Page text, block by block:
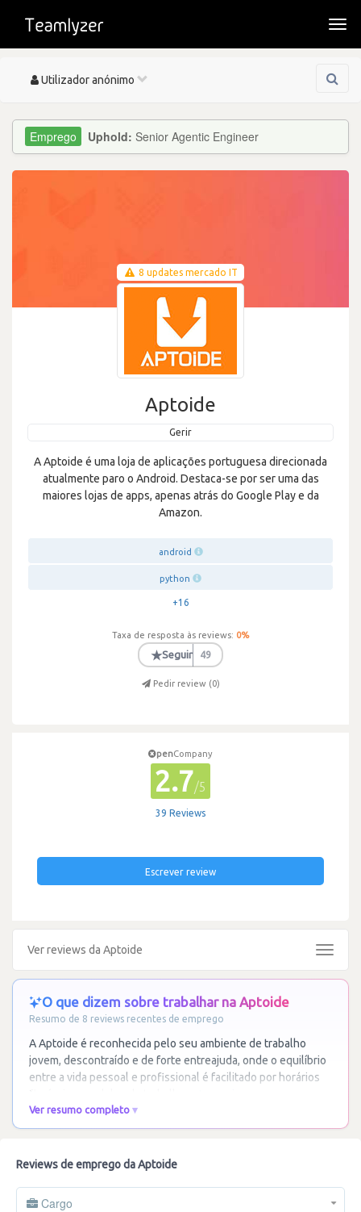
Toggle
Utilizador anónimo
Uphold: Senior Agentic Engineer
8 updates mercado IT
Aptoide
Gerir
A Aptoide é uma loja de aplicações portuguesa direcionada
atualmente paro o Android. Destaca-se por ser uma das
maiores lojas de apps, apenas atrás do Google Play e da
Amazon.
android
python
+16
Taxa de resposta às reviews: 0%
★Seguir 49
Pedir review (0)
penCompany
2.7/5
39 Reviews
Escrever review
Ver reviews da Aptoide
Toggle
O que dizem sobre trabalhar na Aptoide
Resumo de 8 reviews recentes de emprego
A Aptoide é reconhecida pelo seu ambiente de trabalho
jovem, descontraído e de forte entreajuda, onde o equilíbrio
entre a vida pessoal e profissional é facilitado por horários
flexíveis e modelos de trabalho
Ver resumo completo
Reviews de emprego da Aptoide
Cargo